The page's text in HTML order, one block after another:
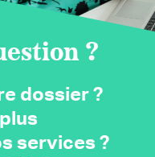
?
dossier ?
services ?